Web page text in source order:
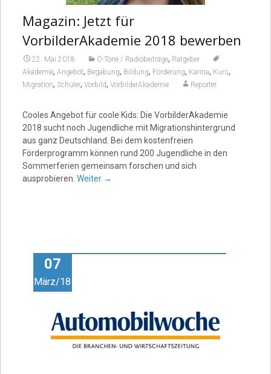
Magazin: Jetzt für
VorbilderAkademie 2018 bewerben
22. Mai 2018 O-Töne / Radiobeiträge, Ratgeber
Akademie, Angebot, Begabung, Bildung, Förderung, Karina, Kurs,
Migration, Schüler, Vorbild, VorbilderAkademie Reporter
Cooles Angebot für coole Kids: Die VorbilderAkademie
2018 sucht noch Jugendliche mit Migrationshintergrund
aus ganz Deutschland. Bei dem kostenfreien
Förderprogramm können rund 200 Jugendliche in den
Sommerferien gemeinsam forschen und sich
ausprobieren. Weiter →
07
März/18